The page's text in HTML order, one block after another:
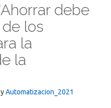
debe
los
la
la
Automatizacion_2021